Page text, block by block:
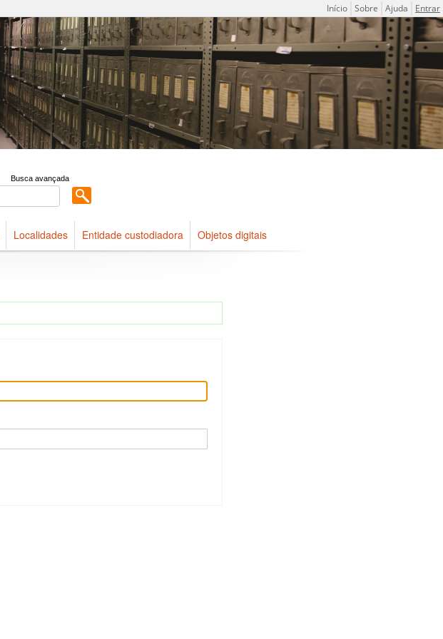
Menu do usuário
Início Sobre Ajuda Entrar
Busca avançada
Localidades Entidade custodiadora Objetos digitais